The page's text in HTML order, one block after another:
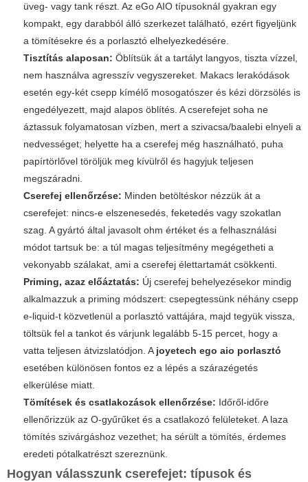
üveg- vagy tank részt. Az eGo AIO típusoknál gyakran egy
kompakt, egy darabból álló szerkezet található, ezért figyeljünk
a tömítésekre és a porlasztó elhelyezkedésére.
Tisztítás alaposan: Öblítsük át a tartályt langyos, tiszta vízzel,
nem használva agresszív vegyszereket. Makacs lerakódások
esetén egy-két csepp kímélő mosogatószer és kézi dörzsölés is
engedélyezett, majd alapos öblítés. A cserefejet soha ne
áztassuk folyamatosan vízben, mert a szivacsa/baalebi elnyeli a
nedvességet; helyette ha a cserefej még használható, puha
papírtörlővel töröljük meg kívülről és hagyjuk teljesen
megszáradni.
Cserefej ellenőrzése: Minden betöltéskor nézzük át a
cserefejet: nincs-e elszenesedés, feketedés vagy szokatlan
szag. A gyártó által javasolt ohm értéket és a felhasználási
módot tartsuk be: a túl magas teljesítmény megégetheti a
vekonyabb szálakat, ami a cserefej élettartamát csökkenti.
Priming, azaz előáztatás: Új cserefej behelyezésekor mindig
alkalmazzuk a priming módszert: csepegtessünk néhány csepp
e-liquid-t közvetlenül a porlasztó vattájára, majd tegyük vissza,
töltsük fel a tankot és várjunk legalább 5-15 percet, hogy a
vatta teljesen átvizslatódjon. Ajoyetech ego aio porlasztó
esetében különösen fontos ez a lépés a szárazégetés
elkerülése miatt.
Tömítések és csatlakozások ellenőrzése: Időről-időre
ellenőrizzük az O-gyűrűket és a csatlakozó felületeket. A laza
tömítés szivárgáshoz vezethet; ha sérült a tömítés, érdemes
eredeti pótalkatrészt szereznünk.
Hogyan válasszunk cserefejet: típusok és